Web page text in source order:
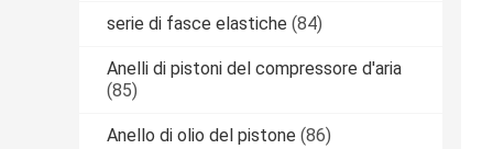
serie di fasce elastiche (84)
Anelli di pistoni del compressore d'aria
(85)
Anello di olio del pistone (86)